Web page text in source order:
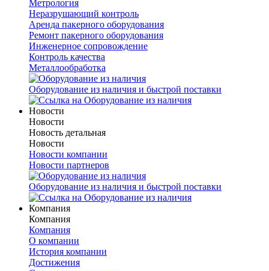
Метрология
Неразрушающий контроль
Аренда пакерного оборудования
Ремонт пакерного оборудования
Инженерное сопровождение
Контроль качества
Металлообработка
Оборудование из наличия и быстрой поставки
Новости
Новости
Новость детальная
Новости
Новости компании
Новости партнеров
Оборудование из наличия и быстрой поставки
Компания
Компания
Компания
О компании
История компании
Достижения